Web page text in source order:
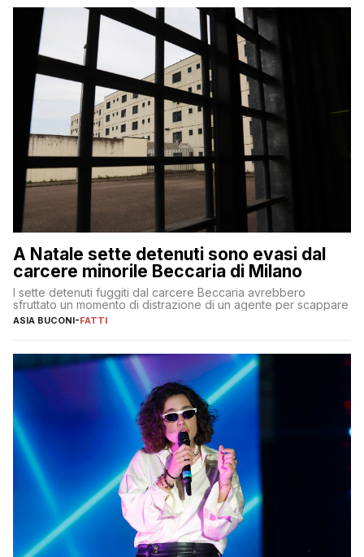
A Natale sette detenuti sono evasi dal
carcere minorile Beccaria di Milano
I sette detenuti fuggiti dal carcere Beccaria avrebbero
sfruttato un momento di distrazione di un agente per scappare
ASIA BUCONI-FATTI